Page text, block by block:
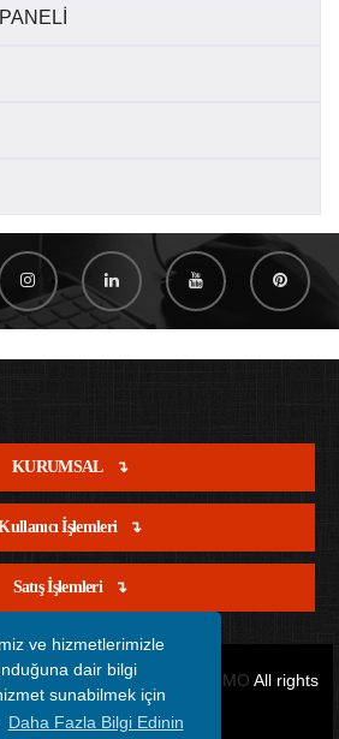
ve hizmetlerimizle
dair bilgi
sunabilmek için
Daha Fazla Bilgi Edinin
KURUMSAL
İşlemleri
Satış İşlemleri
Hakları Saklıdır. OFİSİMO All rights
reserved.